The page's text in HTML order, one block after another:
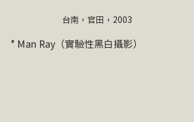
台南，官田，2003
° Man Ray（實驗性黑白攝影）